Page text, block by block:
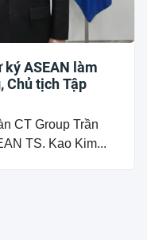
ký ASEAN làm
Chủ tịch Tập
CT Group Trần
TS. Kao Kim...